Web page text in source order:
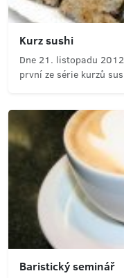
Kurz sushi
Dne 21. listopadu
první ze série kurzů
Baristický seminář